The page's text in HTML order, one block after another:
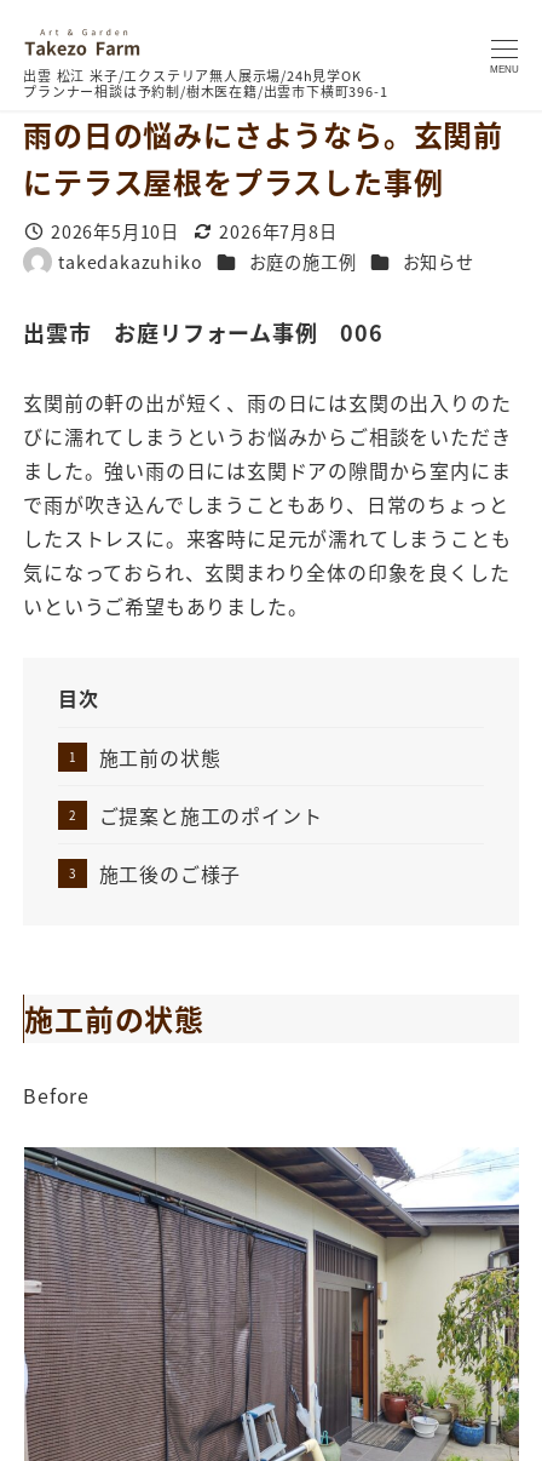
MENU
雨の日の悩みにさようなら。玄関前
にテラス屋根をプラスした事例
投稿日
2026年5月10日
更新日
2026年7月8日
著
takedakazuhiko カテゴリー
お庭の施工例 カテゴリー
お知らせ
出雲市 お庭リフォーム事例 006
玄関前の軒の出が短く、雨の日には玄関の出入りのた
びに濡れてしまうというお悩みからご相談をいただき
ました。強い雨の日には玄関ドアの隙間から室内にま
で雨が吹き込んでしまうこともあり、日常のちょっと
したストレスに。来客時に足元が濡れてしまうことも
気になっておられ、玄関まわり全体の印象を良くした
いというご希望もありました。
目次
施工前の状態
ご提案と施工のポイント
施工後のご様子
施工前の状態
Before